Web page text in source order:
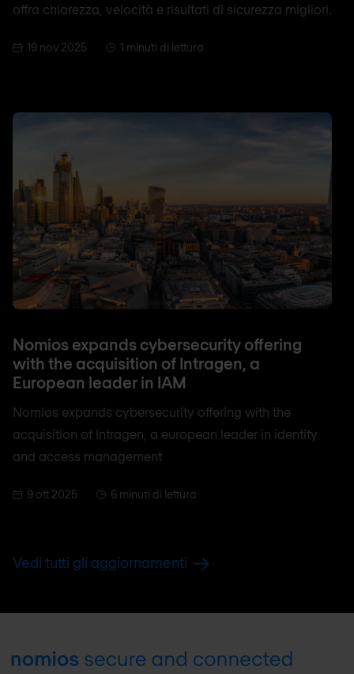
offra chiarezza, velocità e risultati di sicurezza migliori.
19 nov 2025 1 minuti di lettura
Nomios expands cybersecurity offering
with the acquisition of Intragen, a
European leader in IAM
Nomios expands cybersecurity offering with the
acquisition of Intragen, a european leader in identity
and access management
9 ott 2025 6 minuti di lettura
Vedi tutti gli aggiornamenti
Footer